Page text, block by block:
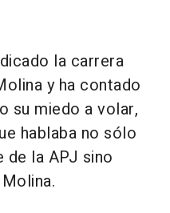
la carrera
y ha contado
su miedo a volar,
hablaba no sólo
de la APJ sino